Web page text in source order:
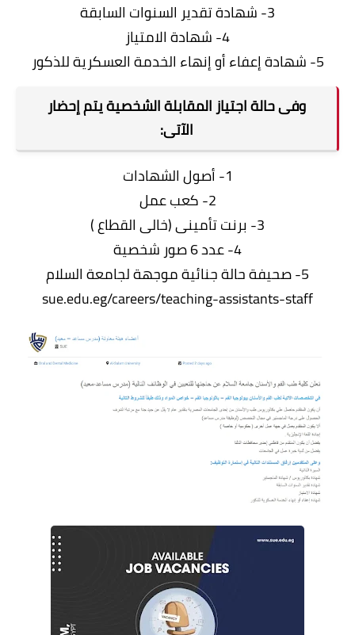
3- شهادة تقدير السنوات السابقة
4- شهادة الامتياز
5- شهادة إعفاء أو إنهاء الخدمة العسكرية للذكور
وفى حالة اجتياز المقابلة الشخصية يتم إحضار
الآتى:
1- أصول الشهادات
2- كعب عمل
3- برنت تأمينى (خالى القطاع )
4- عدد 6 صور شخصية
5- صحيفة حالة جنائية موجهة لجامعة السلام
sue.edu.eg/careers/teaching-assistants-staff